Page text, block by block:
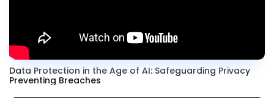
Data Protection in the Age of AI: Safeguarding Privacy
Preventing Breaches